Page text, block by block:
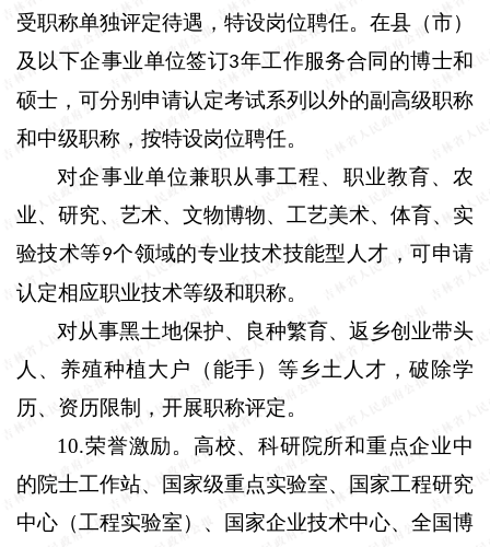
受职称单独评定待遇，特设岗位聘任。在县（市）
及以下企事业单位签订3年工作服务合同的博士和
硕士，可分别申请认定考试系列以外的副高级职称
和中级职称，按特设岗位聘任。
对企事业单位兼职从事工程、职业教育、农
业、研究、艺术、文物博物、工艺美术、体育、实
验技术等9个领域的专业技术技能型人才，可申请
认定相应职业技术等级和职称。
对从事黑土地保护、良种繁育、返乡创业带头
人、养殖种植大户（能手）等乡土人才，破除学
历、资历限制，开展职称评定。
10.荣誉激励。 高校、科研院所和重点企业中
的院士工作站、国家级重点实验室、国家工程研究
中心（工程实验室）、国家企业技术中心、全国博